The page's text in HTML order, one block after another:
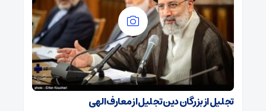
تجلیل از بزرگان دین تجلیل از معارف الهی